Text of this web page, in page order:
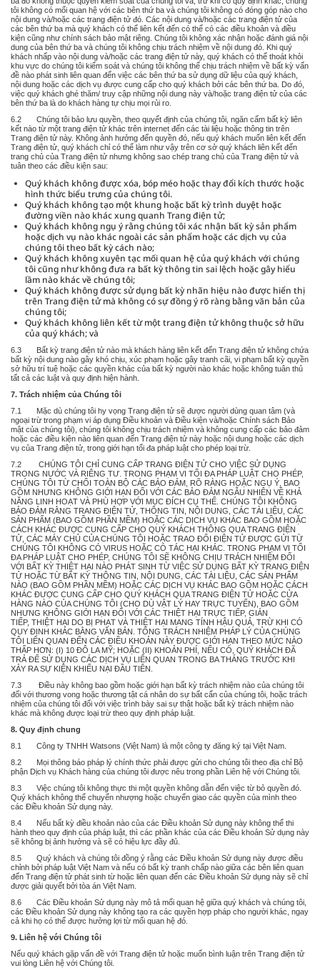
tôi không có mối quan hệ với các bên thứ ba và chúng tôi không có đóng góp nào cho
nội dung và/hoặc các trang điện tử đó. Các nội dung và/hoặc các trang điện tử của
các bên thứ ba mà quý khách có thể liên kết đến có thể có các điều khoản và điều
kiện cũng như chính sách bảo mật riêng. Chúng tôi không xác nhận hoặc đánh giá nội
dung của bên thứ ba và chúng tôi không chịu trách nhiệm về nội dung đó. Khi quý
khách nhấp vào nội dung và/hoặc các trang điện tử này, quý khách có thể thoát khỏi
khu vực do chúng tôi kiểm soát và chúng tôi không thể chịu trách nhiệm về bất kỳ vấn
đề nào phát sinh liên quan đến việc các bên thứ ba sử dụng dữ liệu của quý khách,
nội dung hoặc các dịch vụ được cung cấp cho quý khách bởi các bên thứ ba. Do đó,
việc quý khách ghé thăm/ truy cập những nội dung này và/hoặc trang điện tử của các
bên thứ ba là do khách hàng tự chịu mọi rủi ro.
6.2 Chúng tôi bảo lưu quyền, theo quyết định của chúng tôi, ngăn cấm bất kỳ liên
kết nào từ một trang điện tử khác trên internet đến các tài liệu hoặc thông tin trên
Trang điện tử này. Không ảnh hưởng đến quyền đó, nếu quý khách muốn liên kết đến
Trang điện tử, quý khách chỉ có thể làm như vậy trên cơ sở quý khách liên kết đến
trang chủ của Trang điện tử nhưng không sao chép trang chủ của Trang điện tử và
tuân theo các điều kiện sau:
Quý khách không được xóa, bóp méo hoặc thay đổi kích thước hoặc
hình thức biểu trưng của chúng tôi.
Quý khách không tạo một khung hoặc bất kỳ trình duyệt hoặc
đường viền nào khác xung quanh Trang điện tử;
Quý khách không ngụ ý rằng chúng tôi xác nhận bất kỳ sản phẩm
hoặc dịch vụ nào khác ngoài các sản phẩm hoặc các dịch vụ của
chúng tôi theo bất kỳ cách nào;
Quý khách không xuyên tạc mối quan hệ của quý khách với chúng
tôi cũng như không đưa ra bất kỳ thông tin sai lệch hoặc gây hiểu
lầm nào khác về chúng tôi;
Quý khách không được sử dụng bất kỳ nhãn hiệu nào được hiển thị
trên Trang điện tử mà không có sự đồng ý rõ ràng bằng văn bản của
chúng tôi;
Quý khách không liên kết từ một trang điện tử không thuộc sở hữu
của quý khách; và
6.3 Bất kỳ trang điện tử nào mà khách hàng liên kết đến Trang điện tử không chứa
bất kỳ nội dung nào gây khó chịu, xúc phạm hoặc gây tranh cãi, vi phạm bất kỳ quyền
sở hữu trí tuệ hoặc các quyền khác của bất kỳ người nào khác hoặc không tuân thủ
tất cả các luật và quy định hiện hành.
7. Trách nhiệm của Chúng tôi
7.1 Mặc dù chúng tôi hy vọng Trang điện tử sẽ được người dùng quan tâm (và
ngoại trừ trong phạm vi áp dụng Điều khoản và Điều kiện và/hoặc Chính sách Bảo
mật của chúng tôi), chúng tôi không chịu trách nhiệm và không cung cấp các bảo đảm
hoặc các điều kiện nào liên quan đến Trang điện tử này hoặc nội dung hoặc các dịch
vụ của Trang điện tử, trong giới hạn tối đa pháp luật cho phép loại trừ.
7.2 CHÚNG TÔI CHỈ CUNG CẤP TRANG ĐIỆN TỬ CHO VIỆC SỬ DỤNG
TRONG NƯỚC VÀ RIÊNG TƯ. TRONG PHẠM VI TỐI ĐA PHÁP LUẬT CHO PHÉP,
CHÚNG TÔI TỪ CHỐI TOÀN BỘ CÁC BẢO ĐẢM, RÕ RÀNG HOẶC NGỤ Ý, BAO
GỒM NHƯNG KHÔNG GIỚI HẠN ĐỐI VỚI CÁC BẢO ĐẢM NGẪU NHIÊN VỀ KHẢ
NĂNG LINH HOẠT VÀ PHÙ HỢP VỚI MỤC ĐÍCH CỤ THỂ. CHÚNG TÔI KHÔNG
BẢO ĐẢM RẰNG TRANG ĐIỆN TỬ, THÔNG TIN, NỘI DUNG, CÁC TÀI LIỆU, CÁC
SẢN PHẨM (BAO GỒM PHẦN MỀM) HOẶC CÁC DỊCH VỤ KHÁC BAO GỒM HOẶC
CÁCH KHÁC ĐƯỢC CUNG CẤP CHO QUÝ KHÁCH THÔNG QUA TRANG ĐIỆN
TỬ, CÁC MÁY CHỦ CỦA CHÚNG TÔI HOẶC TRAO ĐỔI ĐIỆN TỬ ĐƯỢC GỬI TỪ
CHÚNG TÔI KHÔNG CÓ VIRUS HOẶC CÓ TÁC HẠI KHÁC. TRONG PHẠM VI TỐI
ĐA PHÁP LUẬT CHO PHÉP, CHÚNG TÔI SẼ KHÔNG CHỊU TRÁCH NHIỆM ĐỐI
VỚI BẤT KỲ THIỆT HẠI NÀO PHÁT SINH TỪ VIỆC SỬ DỤNG BẤT KỲ TRANG ĐIỆN
TỬ HOẶC TỪ BẤT KỲ THÔNG TIN, NỘI DUNG, CÁC TÀI LIỆU, CÁC SẢN PHẨM
NÀO (BAO GỒM PHẦN MỀM) HOẶC CÁC DỊCH VỤ KHÁC BAO GỒM HOẶC CÁCH
KHÁC ĐƯỢC CUNG CẤP CHO QUÝ KHÁCH QUA TRANG ĐIỆN TỬ HOẶC CỬA
HÀNG NÀO CỦA CHÚNG TÔI (CHO DÙ VẬT LÝ HAY TRỰC TUYẾN), BAO GỒM
NHƯNG KHÔNG GIỚI HẠN ĐỐI VỚI CÁC THIỆT HẠI TRỰC TIẾP, GIÁN
TIẾP, THIỆT HẠI DO BỊ PHẠT VÀ THIỆT HẠI MANG TÍNH HẬU QUẢ, TRỪ KHI CÓ
QUY ĐỊNH KHÁC BẰNG VĂN BẢN. TỔNG TRÁCH NHIỆM PHÁP LÝ CỦA CHÚNG
TÔI LIÊN QUAN ĐẾN CÁC ĐIỀU KHOẢN NÀY ĐƯỢC GIỚI HẠN THEO MỨC NÀO
THẤP HƠN: (I) 10 ĐÔ LA MỸ; HOẶC (II) KHOẢN PHÍ, NẾU CÓ, QUÝ KHÁCH ĐÃ
TRẢ ĐỂ SỬ DỤNG CÁC DỊCH VỤ LIÊN QUAN TRONG BA THÁNG TRƯỚC KHI
XẢY RA SỰ KIỆN KHIẾU NẠI ĐẦU TIÊN.
7.3 Điều này không bao gồm hoặc giới hạn bất kỳ trách nhiệm nào của chúng tôi
đối với thương vong hoặc thương tật cá nhân do sự bất cẩn của chúng tôi, hoặc trách
nhiệm của chúng tôi đối với việc trình bày sai sự thật hoặc bất kỳ trách nhiệm nào
khác mà không được loại trừ theo quy định pháp luật.
8. Quy định chung
8.1 Công ty TNHH Watsons (Việt Nam) là một công ty đăng ký tại Việt Nam.
8.2 Mọi thông báo pháp lý chính thức phải được gửi cho chúng tôi theo địa chỉ Bộ
phận Dịch vụ Khách hàng của chúng tôi được nêu trong phần Liên hệ với Chúng tôi
8.3 Việc chúng tôi không thực thi một quyền không dẫn đến việc từ bỏ quyền đó.
Quý khách không thể chuyển nhượng hoặc chuyển giao các quyền của mình theo
các Điều khoản Sử dụng này.
8.4 Nếu bất kỳ điều khoản nào của các Điều khoản Sử dụng này không thể thi
hành theo quy định của pháp luật, thì các phần khác của các Điều khoản Sử dụng này
sẽ không bị ảnh hưởng và sẽ có hiệu lực đầy đủ.
8.5 Quý khách và chúng tôi đồng ý rằng các Điều khoản Sử dụng này được điều
chỉnh bởi pháp luật Việt Nam và nếu có bất kỳ tranh chấp nào giữa các bên liên quan
đến Trang điện tử phát sinh từ hoặc liên quan đến các Điều khoản Sử dụng này sẽ chỉ
được giải quyết bởi tòa án Việt Nam.
8.6 Các Điều khoản Sử dụng này mô tả mối quan hệ giữa quý khách và chúng tôi,
các Điều khoản Sử dụng này không tạo ra các quyền hợp pháp cho người khác, ngay
cả khi họ có thể được hưởng lợi từ mối quan hệ đó.
9. Liên hệ với Chúng tôi
Nếu quý khách gặp vấn đề với Trang điện tử hoặc muốn bình luận trên Trang điện tử
vui lòng Liên hệ với Chúng tôi